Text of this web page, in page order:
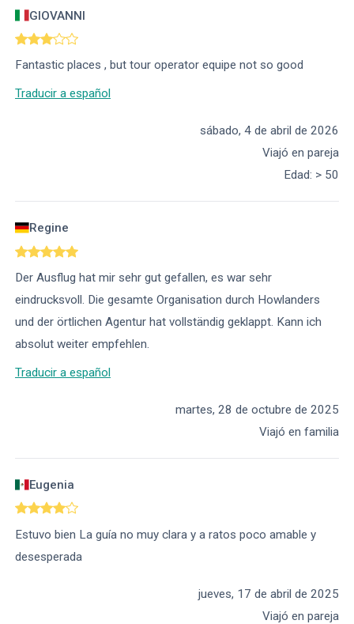
GIOVANNI
Fantastic places , but tour operator equipe not so good
Traducir a español
sábado, 4 de abril de 2026
Viajó en pareja
Edad: > 50
Regine
Der Ausflug hat mir sehr gut gefallen, es war sehr
eindrucksvoll. Die gesamte Organisation durch Howlanders
und der örtlichen Agentur hat vollständig geklappt. Kann ich
absolut weiter empfehlen.
Traducir a español
martes, 28 de octubre de 2025
Viajó en familia
Eugenia
Estuvo bien La guía no muy clara y a ratos poco amable y
desesperada
jueves, 17 de abril de 2025
Viajó en pareja